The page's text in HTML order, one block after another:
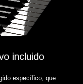
incluido
específico, que